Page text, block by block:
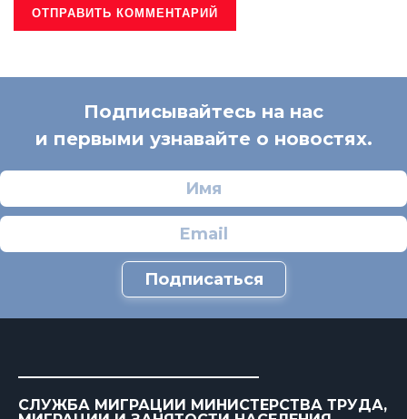
Подписывайтесь на нас
и первыми узнавайте о новостях.
Подписаться
СЛУЖБА МИГРАЦИИ МИНИСТЕРСТВА ТРУДА,